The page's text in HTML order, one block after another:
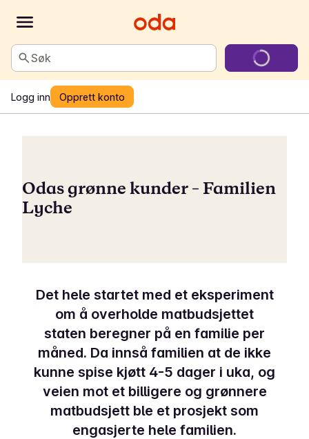
Søk
Logg inn Opprett konto
Odas grønne kunder – Familien
Lyche
Det hele startet med et eksperiment
om å overholde matbudsjettet
staten beregner på en familie per
måned. Da innså familien at de ikke
kunne spise kjøtt 4-5 dager i uka, og
veien mot et billigere og grønnere
matbudsjett ble et prosjekt som
engasjerte hele familien.